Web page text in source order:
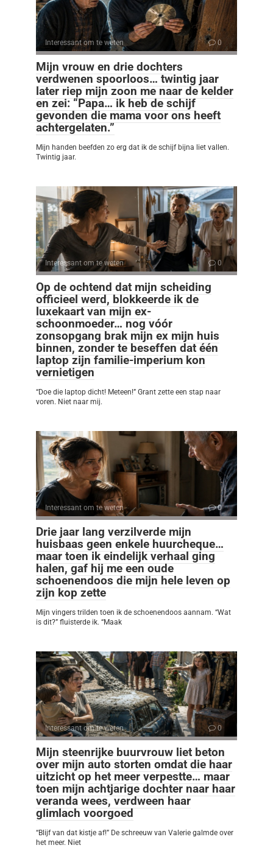
Interessant om te weten 0
Mijn vrouw en drie dochters
verdwenen spoorloos… twintig jaar
later riep mijn zoon me naar de kelder
en zei: “Papa… ik heb de schijf
gevonden die mama voor ons heeft
achtergelaten.”
Mijn handen beefden zo erg dat ik de schijf bijna liet vallen.
Twintig jaar.
Interessant om te weten 0
Op de ochtend dat mijn scheiding
officieel werd, blokkeerde ik de
luxekaart van mijn ex-
schoonmoeder… nog vóór
zonsopgang brak mijn ex mijn huis
binnen, zonder te beseffen dat één
laptop zijn familie-imperium kon
vernietigen
“Doe die laptop dicht! Meteen!” Grant zette een stap naar
voren. Niet naar mij.
Interessant om te weten 0
Drie jaar lang verzilverde mijn
huisbaas geen enkele huurcheque…
maar toen ik eindelijk verhaal ging
halen, gaf hij me een oude
schoenendoos die mijn hele leven op
zijn kop zette
Mijn vingers trilden toen ik de schoenendoos aannam. “Wat
is dit?” fluisterde ik. “Maak
Interessant om te weten 0
Mijn steenrijke buurvrouw liet beton
over mijn auto storten omdat die haar
uitzicht op het meer verpestte… maar
toen mijn achtjarige dochter naar haar
veranda wees, verdween haar
glimlach voorgoed
“Blijf van dat kistje af!” De schreeuw van Valerie galmde over
het meer. Niet